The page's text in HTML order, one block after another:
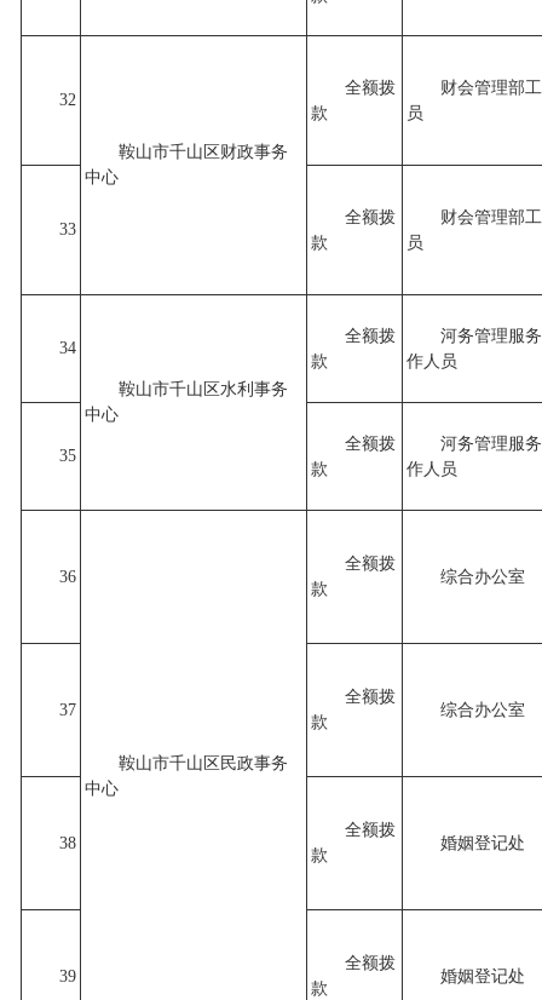
32
鞍山市千山区财政事务
中心
全额拨
款
财会管理部
员
33
全额拨
款
财会管理部
员
34
鞍山市千山区水利事务
中心
全额拨
款
河务管理服
作人员
35
全额拨
款
河务管理服
作人员
36
鞍山市千山区民政事务
中心
全额拨
款
综合办公室
37
全额拨
款
综合办公室
38
全额拨
款
婚姻登记处
39
全额拨
款
婚姻登记处